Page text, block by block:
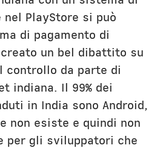
nel PlayStore si può
di pagamento di
creato un bel dibattito su
controllo da parte di
indiana. Il 99% dei
in India sono Android,
non esiste e quindi non
per gli sviluppatori che